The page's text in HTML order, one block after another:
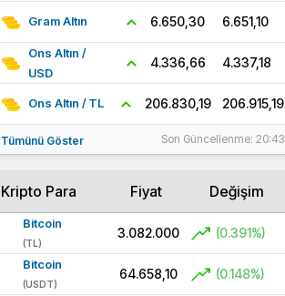
Gram Altın 6.650,30 6.651,10
Ons Altın /
USD
4.336,66 4.337,18
Ons Altın / TL 206.830,19 206.915,19
Tümünü Göster Son Güncellenme: 20:43
Kripto Para Fiyat Değişim
Bitcoin
(TL)
3.082.000 (0.391%)
Bitcoin
(USDT)
64.658,10 (0.148%)